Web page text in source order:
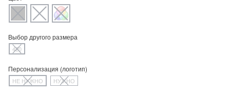
Выбор другого размера
420
Персонализация (логотип)
НЕ НУЖНО НУЖНО